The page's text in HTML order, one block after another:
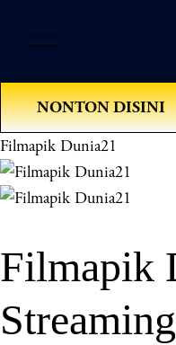
e
n
M
e
u
NONTON DISINI
Filmapik Dunia21
Filmapik